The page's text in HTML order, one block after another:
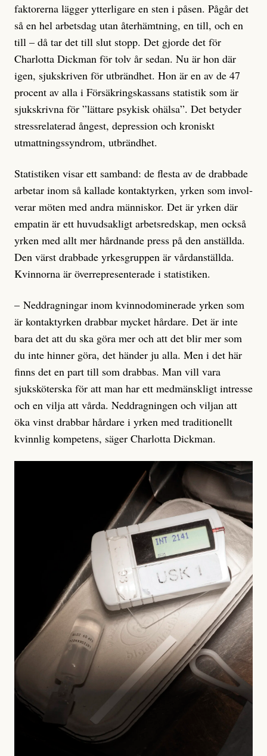
faktorerna lägger ytterligare en sten i påsen. Pågår det
så en hel arbetsdag utan återhämtning, en till, och en
till – då tar det till slut stopp. Det gjorde det för
Charlotta Dickman för tolv år sedan. Nu är hon där
igen, sjukskriven för utbrändhet. Hon är en av de 47
procent av alla i För­säkringskassans statistik som är
sjukskrivna för ”lättare psykisk ohälsa”. Det betyder
stressrelaterad ångest, depression och kroniskt
utmattningssyndrom, utbrändhet.
Statistiken visar ett samband: de flesta av de drabbade
arbetar inom så kallade kontaktyrken, yrken som invol­
verar möten med andra människor. Det är yrken där
empatin är ett huvudsakligt arbetsredskap, men också
yrken med allt mer hårdnande press på den anställda.
Den värst drabbade yrkesgruppen är vård­anställda.
Kvinnorna är överrepresenterade i statistiken.
– Neddragningar inom kvinnodomi­nerade yrken som
är kontaktyrken drabbar mycket hårdare. Det är inte
bara det att du ska göra mer och att det blir mer som
du inte hinner göra, det händer ju alla. Men i det här
finns det en part till som drabbas. Man vill vara
sjuksköterska för att man har ett medmänskligt intresse
och en vilja att vårda. Neddragningen och viljan att
öka vinst drabbar hårdare i yr­ken med traditionellt
kvinnlig kompetens, säger Charlotta Dickman.